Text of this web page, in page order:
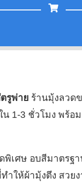
รูพ่าย ร้านมุ้งลวด
1-3 ชั่วโมง พร้อ
พิเศษ อบสีมาตร
ให้ผ้ามุ้งตึง สวย